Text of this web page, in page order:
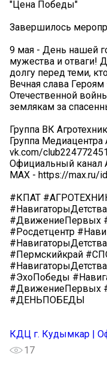
"Цена Победы"
Завершилось
9 мая - День нашей
мужества и отваги!
долгу перед теми,
Вечная слава
Отечественной
землякам за
Группа ВК
Группа Медиацентра
vk.com/club224772451
Официальный канал
МАХ - https://max.ru/
#КПАТ
#ДвижениеПервых
#Росдетцентр
#Пермскийкрай
#ЭхоПобеды
#ДвижениеПервых
#ДЕНЬПОБЕДЫ
КДЦ г. Кудымкар |
17